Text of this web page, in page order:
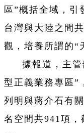
區”概括全域，引
台灣與大陸之間
觀，培養所謂的“
據報道，主
型正義業務專區”
列明與蔣介石有
名空間共941項，